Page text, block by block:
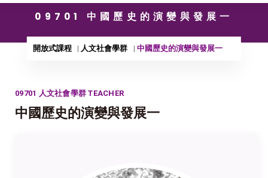
09701 中國歷史的演變與發展一
開放式課程 人文社會學群 中國歷史的演變與發展一
09701 人文社會學群 TEACHER
中國歷史的演變與發展一